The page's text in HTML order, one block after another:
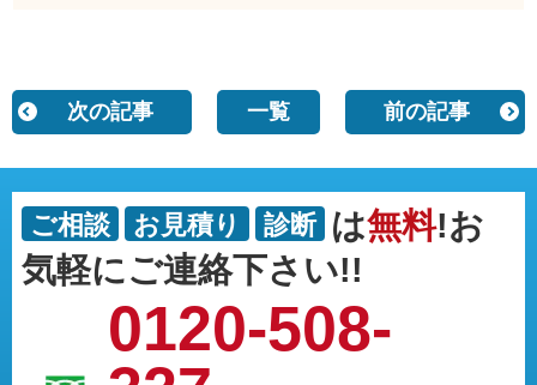
次の記事 一覧 前の記事
ご相談 お見積り 診断 は無料!お
気軽にご連絡下さい!!
0120-508-